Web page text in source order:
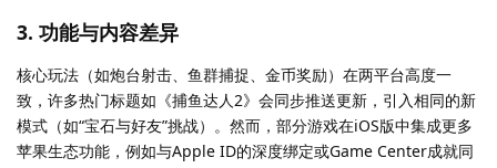
3. 功能与内容差异
核心玩法（如炮台射击、鱼群捕捉、金币奖励）在两平台高度一
致，许多热门标题如《捕鱼达人2》会同步推送更新，引入相同的新
模式（如“宝石与好友”挑战）。然而，部分游戏在iOS版中集成更多
苹果生态功能，例如与Apple ID的深度绑定或Game Center成就同